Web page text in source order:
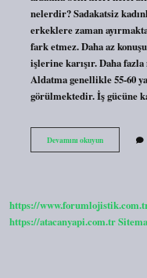
nelerdir? Sadakatsiz
erkeklere zaman
fark etmez. Daha az
işlerine karışır. Daha
Aldatma genellikle 55-60
görülmektedir. İş gücüne
Devamını okuyunKadınlar
En
https://
https://atacanyapi.com.tr